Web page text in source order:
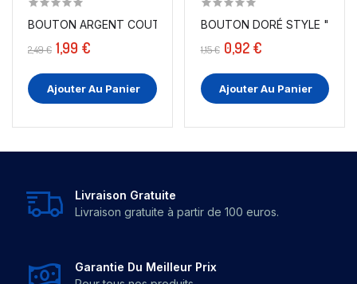
BOUTON ARGENT COUTURE EN TAILLE 22 MM POUR...
2,49 € 1,99 €
Ajouter Au Panier
BOUTON DORÉ STYLE "
1,15 € 0,92 €
Ajouter Au Panier
Livraison Gratuite
Livraison gratuite à partir de 100 euros.
Garantie Du Meilleur Prix